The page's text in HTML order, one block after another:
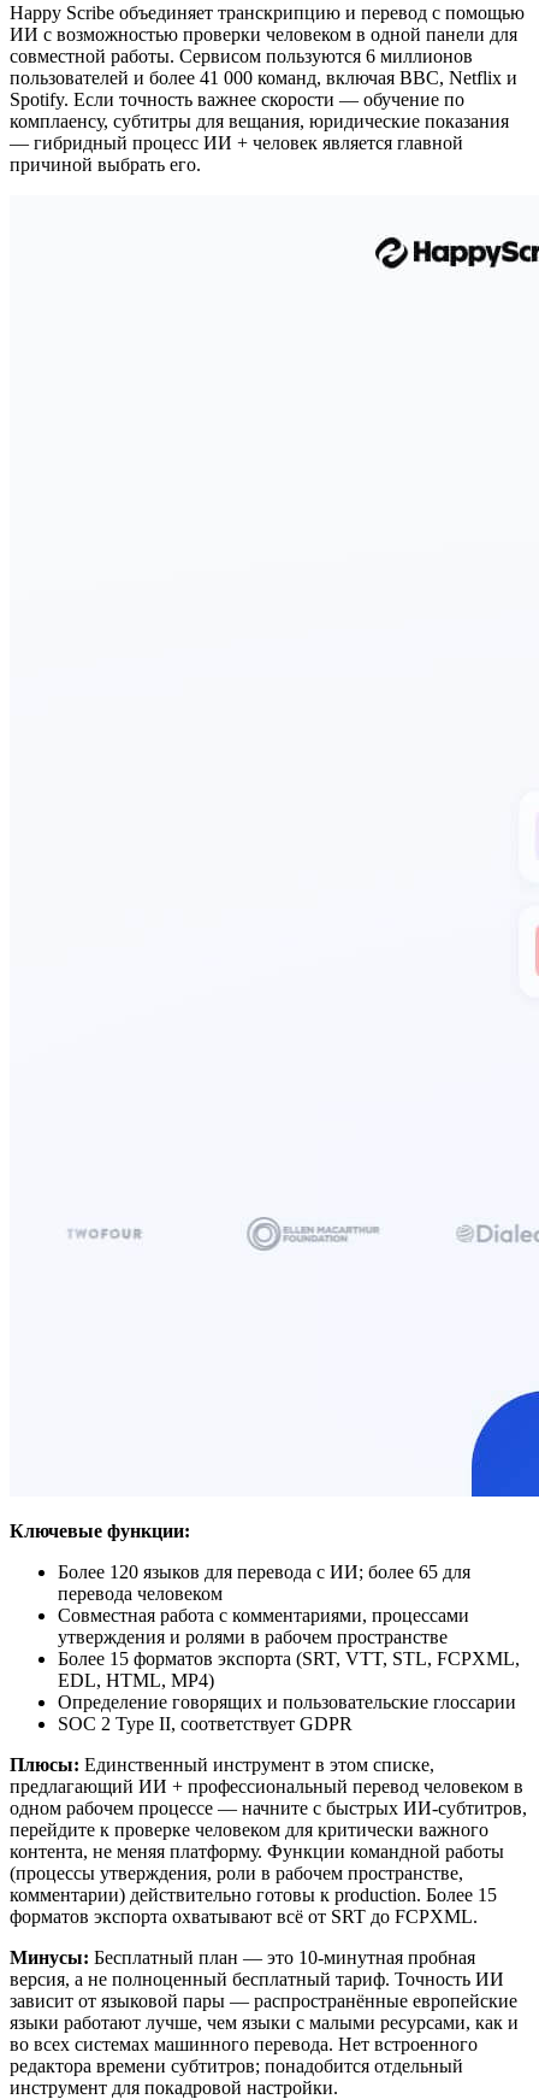
Happy Scribe объединяет транскрипцию и перевод с помощью
ИИ с возможностью проверки человеком в одной панели для
совместной работы. Сервисом пользуются 6 миллионов
пользователей и более 41 000 команд, включая BBC, Netflix и
Spotify. Если точность важнее скорости — обучение по
комплаенсу, субтитры для вещания, юридические показания
— гибридный процесс ИИ + человек является главной
причиной выбрать его.
Ключевые функции:
Более 120 языков для перевода с ИИ; более 65 для
перевода человеком
Совместная работа с комментариями, процессами
утверждения и ролями в рабочем пространстве
Более 15 форматов экспорта (SRT, VTT, STL, FCPXML,
EDL, HTML, MP4)
Определение говорящих и пользовательские глоссарии
SOC 2 Type II, соответствует GDPR
Плюсы: Единственный инструмент в этом списке,
предлагающий ИИ + профессиональный перевод человеком в
одном рабочем процессе — начните с быстрых ИИ-субтитров,
перейдите к проверке человеком для критически важного
контента, не меняя платформу. Функции командной работы
(процессы утверждения, роли в рабочем пространстве,
комментарии) действительно готовы к production. Более 15
форматов экспорта охватывают всё от SRT до FCPXML.
Минусы: Бесплатный план — это 10-минутная пробная
версия, а не полноценный бесплатный тариф. Точность ИИ
зависит от языковой пары — распространённые европейские
языки работают лучше, чем языки с малыми ресурсами, как и
во всех системах машинного перевода. Нет встроенного
редактора времени субтитров; понадобится отдельный
инструмент для покадровой настройки.